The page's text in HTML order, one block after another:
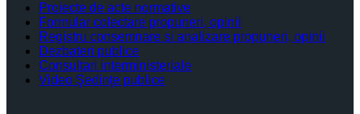
Proiecte de acte normative
Formular colectare propuneri, opinii
Registru consemnare si analizare propuneri, opinii
Dezbateri publice
Consultari interministeriale
Video Şedinţe publice